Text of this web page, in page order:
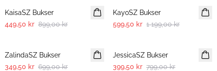
KaisaSZ Bukser
449,50 kr 899,00 kr
KayoSZ Bukser
599,50 kr 1 199,00 kr
ZalindaSZ Bukser
349,50 kr 699,00 kr
JessicaSZ Bukser
399,50 kr 799,00 kr